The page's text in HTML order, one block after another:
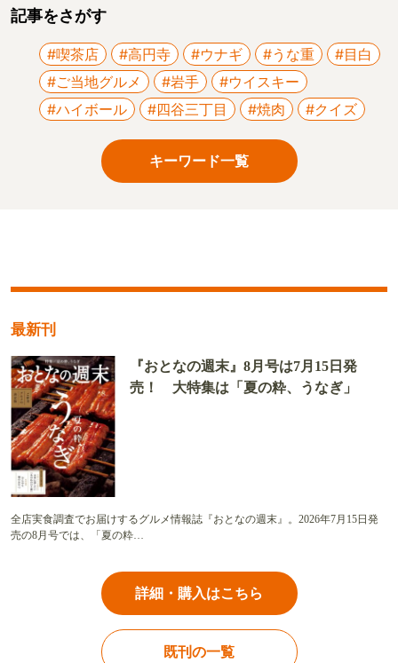
記事をさがす
#喫茶店 #高円寺 #ウナギ #うな重
#目白
#ご当地グルメ
#岩手
#ウイスキー
#ハイボール
#四谷三丁目 #焼肉 #クイズ
キーワード一覧
最新刊
『おとなの週末』8月号は7月15日発
売！ 大特集は「夏の粋、うなぎ」
全店実食調査でお届けするグルメ情報誌『おとなの週末』。2026年7月15日発
売の8月号では、「夏の粋…
詳細・購入はこちら
既刊の一覧